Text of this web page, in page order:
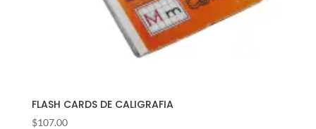
FLASH CARDS DE CALIGRAFIA
$107.00